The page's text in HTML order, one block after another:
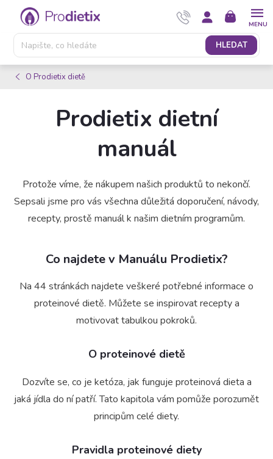
Přejít
obsah
HLEDAT
NÁKUPNÍ
KOŠÍK
O Prodietix dietě
Prodietix dietní
manuál
Protože víme, že nákupem našich produktů to nekončí.
Sepsali jsme pro vás všechna důležitá doporučení, návody,
recepty, prostě manuál k našim dietním programům.
Co najdete v Manuálu Prodietix?
Na 44 stránkách najdete veškeré potřebné informace o
proteinové dietě. Můžete se inspirovat recepty a
motivovat tabulkou pokroků.
O proteinové dietě
Dozvíte se, co je ketóza, jak funguje proteinová dieta a
jaká jídla do ní patří. Tato kapitola vám pomůže porozumět
principům celé diety.
Pravidla proteinové diety